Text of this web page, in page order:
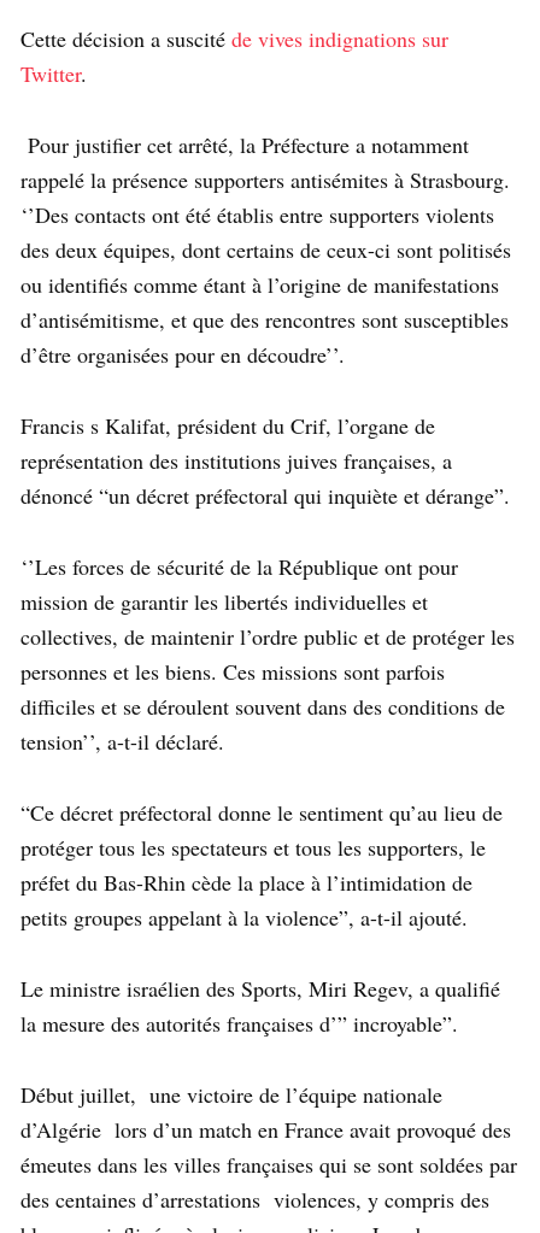
Cette décision a suscité de vives indignations sur
Twitter.
Pour justifier cet arrêté, la Préfecture a notamment
rappelé la présence supporters antisémites à Strasbourg.
‘’Des contacts ont été établis entre supporters violents
des deux équipes, dont certains de ceux-ci sont politisés
ou identifiés comme étant à l’origine de manifestations
d’antisémitisme, et que des rencontres sont susceptibles
d’être organisées pour en découdre’’.
Francis s Kalifat, président du Crif, l’organe de
représentation des institutions juives françaises, a
dénoncé “un décret préfectoral qui inquiète et dérange”.
‘’Les forces de sécurité de la République ont pour
mission de garantir les libertés individuelles et
collectives, de maintenir l’ordre public et de protéger les
personnes et les biens. Ces missions sont parfois
difficiles et se déroulent souvent dans des conditions de
tension’’, a-t-il déclaré.
“Ce décret préfectoral donne le sentiment qu’au lieu de
protéger tous les spectateurs et tous les supporters, le
préfet du Bas-Rhin cède la place à l’intimidation de
petits groupes appelant à la violence”, a-t-il ajouté.
Le ministre israélien des Sports, Miri Regev, a qualifié
la mesure des autorités françaises d’” incroyable”.
Début juillet, une victoire de l’équipe nationale
d’Algérie lors d’un match en France avait provoqué des
émeutes dans les villes françaises qui se sont soldées par
des centaines d’arrestations violences, y compris des